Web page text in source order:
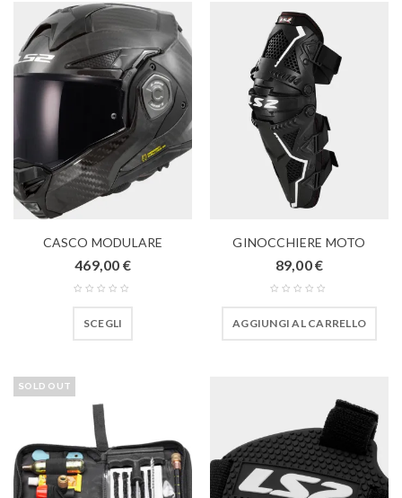
CASCO MODULARE
469,00 €
SCEGLI
GINOCCHIERE MOTO
89,00€
AGGIUNGI AL CARRELLO
SOLD OUT